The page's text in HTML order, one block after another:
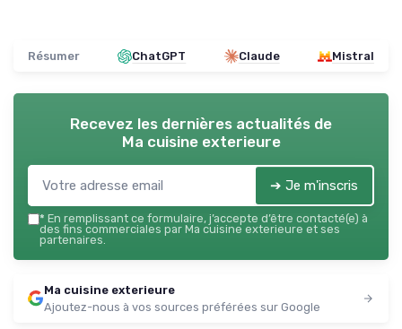
Résumer ChatGPT Claude Mistral
Recevez les dernières actualités de
Ma cuisine exterieure
➔ Je m'inscris
* En remplissant ce formulaire, j’accepte d’être contacté(e) à
des fins commerciales par Ma cuisine exterieure et ses
partenaires.
Ma cuisine exterieure
Ajoutez-nous à vos sources préférées sur Google